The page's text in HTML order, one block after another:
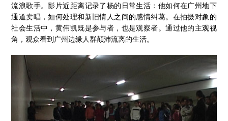
流浪歌手。影片近距离记录了杨的日常生活：他如何在广州地下
通道卖唱，如何处理和新旧情人之间的感情纠葛。在拍摄对象的
社会生活中，黄伟凯既是参与者，也是观察者。通过他的主观视
角，观众看到广州边缘人群颠沛流离的生活。